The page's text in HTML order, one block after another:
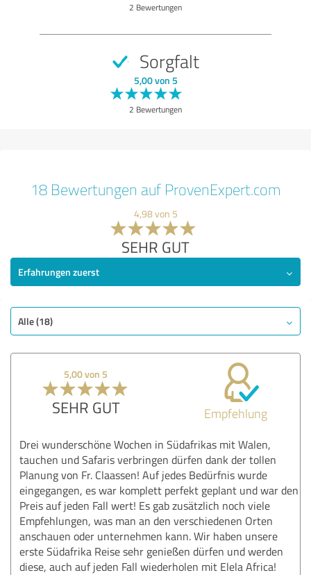
2 Bewertungen
Sorgfalt
5,00 von 5
2 Bewertungen
18 Bewertungen auf ProvenExpert.com
4,98 von 5
SEHR GUT
Erfahrungen zuerst
Alle (18)
5,00 von 5
SEHR GUT Empfehlung
Drei wunderschöne Wochen in Südafrikas mit Walen,
tauchen und Safaris verbringen dürfen dank der tollen
Planung von Fr. Claassen! Auf jedes Bedürfnis wurde
eingegangen, es war komplett perfekt geplant und war den
Preis auf jeden Fall wert! Es gab zusätzlich noch viele
Empfehlungen, was man an den verschiedenen Orten
anschauen oder unternehmen kann. Wir haben unsere
erste Südafrika Reise sehr genießen dürfen und werden
diese, auch auf jeden Fall wiederholen mit Elela Africa!